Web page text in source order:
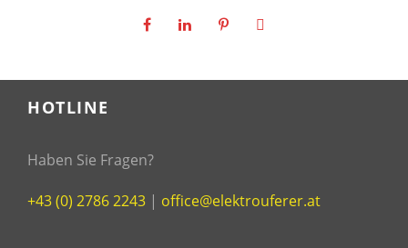
HOTLINE
Haben Sie Fragen?
+43 (0) 2786 2243 | office@elektrouferer.at